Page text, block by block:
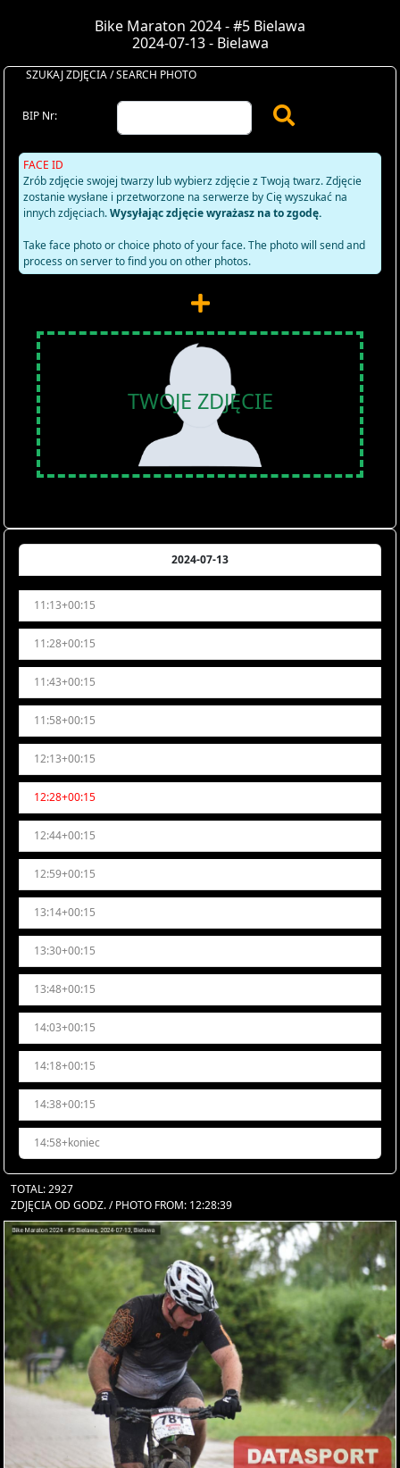
Bike Maraton 2024 - #5 Bielawa
2024-07-13 - Bielawa
SZUKAJ ZDJĘCIA / SEARCH PHOTO
BIP Nr:
FACE ID
Zrób zdjęcie swojej twarzy lub wybierz zdjęcie z Twoją twarz. Zdjęcie
zostanie wysłane i przetworzone na serwerze by Cię wyszukać na
innych zdjęciach.Wysyłając zdjęcie wyrażasz na to zgodę.
Take face photo or choice photo of your face. The photo will send and
process on server to find you on other photos.
TWOJE ZDJĘCIE
2024-07-13
11:13+00:15
11:28+00:15
11:43+00:15
11:58+00:15
12:13+00:15
12:28+00:15
12:44+00:15
12:59+00:15
13:14+00:15
13:30+00:15
13:48+00:15
14:03+00:15
14:18+00:15
14:38+00:15
14:58+koniec
TOTAL: 2927
ZDJĘCIA OD GODZ. / PHOTO FROM: 12:28:39